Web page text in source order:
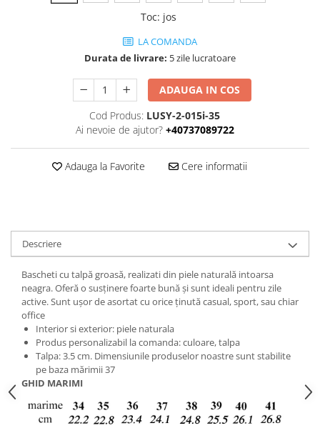
Toc: jos
LA COMANDA
Durata de livrare: 5 zile lucratoare
ADAUGA IN COS
Cod Produs: LUSY-2-015i-35
Ai nevoie de ajutor? +40737089722
Adauga la Favorite Cere informatii
Descriere
Bascheti cu talpă groasă, realizati din piele naturală intoarsa
neagra. Oferă o susținere foarte bună și sunt ideali pentru zile
active. Sunt ușor de asortat cu orice ținută casual, sport, sau chiar
office
Interior si exterior: piele naturala
Produs personalizabil la comanda: culoare, talpa
Talpa: 3.5 cm. Dimensiunile produselor noastre sunt stabilite
pe baza mărimii 37
GHID MARIMI